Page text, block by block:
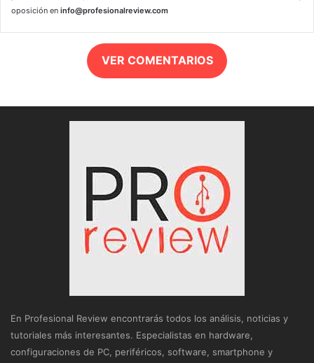
oposición en info@profesionalreview.com
VER COMENTARIOS
En Profesional Review encontrarás todos los análisis, noticias y
tutoriales más interesantes. Especialistas en hardware,
configuraciones de PC, periféricos, software, smartphone y